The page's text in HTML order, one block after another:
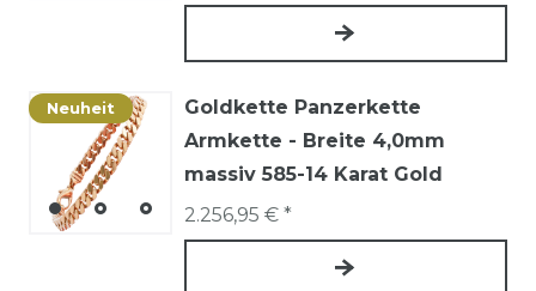
Neuheit
Goldkette Panzerkette
Armkette - Breite 4,0mm
massiv 585-14 Karat Gold
2.256,95 € *